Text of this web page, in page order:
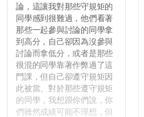
論，這讓我對那些守規矩的
同學感到很難過，他們看著
那些一起參與討論的同學拿
到高分，自己卻因為沒參與
討論而拿低分，或者是那些
很混的同學靠著作弊過了這
門課，但自己卻遵守規矩因
此被當。對於那些遵守規矩
的同學，我想跟你們說，你
們雖然成績可能不理想，但